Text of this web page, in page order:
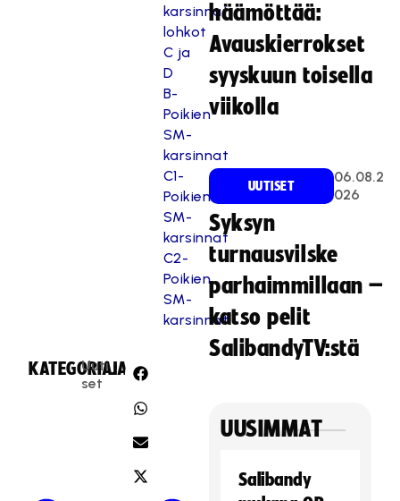
karsinnat
lohkot
C ja
D
B-
Poikien
SM-
karsinnat
C1-
Poikien
SM-
karsinnat
C2-
Poikien
SM-
karsinnat
KATEGORIA:
Uuti
set
JAA:
häämöttää:
Avauskierrokset
syyskuun toisella
viikolla
UUTISET
06.08.2
026
Syksyn
turnausvilske
parhaimmillaan –
katso pelit
SalibandyTV:stä
UUSIMMAT
Salibandy